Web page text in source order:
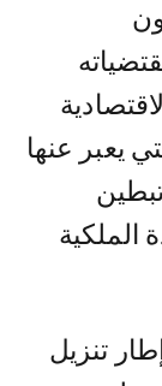
يعبر عنها
الملكية
تنزيل